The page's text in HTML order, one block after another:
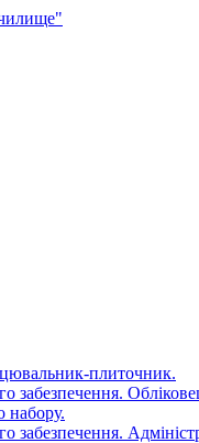
плиточник.
набору.
забезпечення.